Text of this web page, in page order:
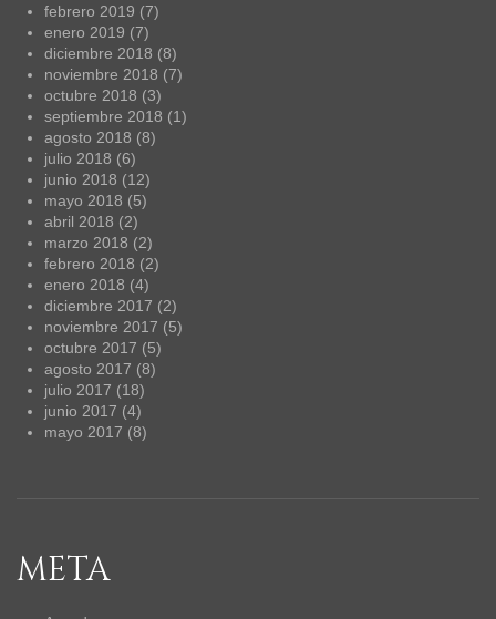
febrero 2019 (7)
enero 2019 (7)
diciembre 2018 (8)
noviembre 2018 (7)
octubre 2018 (3)
septiembre 2018 (1)
agosto 2018 (8)
julio 2018 (6)
junio 2018 (12)
mayo 2018 (5)
abril 2018 (2)
marzo 2018 (2)
febrero 2018 (2)
enero 2018 (4)
diciembre 2017 (2)
noviembre 2017 (5)
octubre 2017 (5)
agosto 2017 (8)
julio 2017 (18)
junio 2017 (4)
mayo 2017 (8)
META